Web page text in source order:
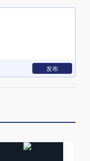
发布